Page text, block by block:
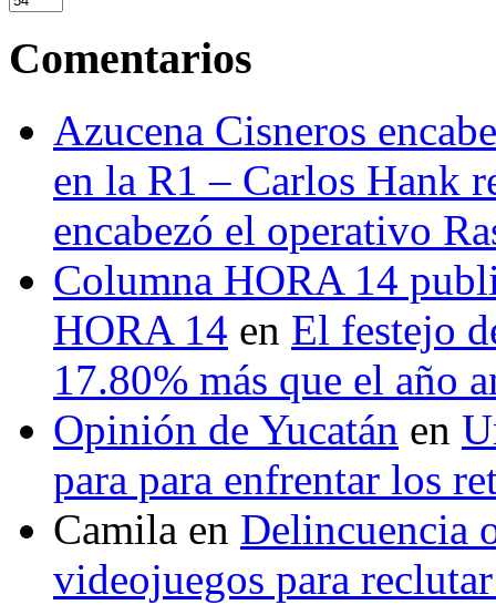
Comentarios
Azucena Cisneros
en la R1 – Carlos Hank
encabezó el operativo
Columna HORA 14
HORA 14 en El festejo
17.80% más que el año
Opinión de Yucatán en
para para enfrentar los
Camila en Delincuencia
videojuegos para